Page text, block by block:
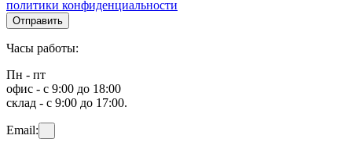
политики конфиденциальности
Отправить
Часы работы:
Пн - пт
офис - с 9:00 до 18:00
склад - с 9:00 до 17:00.
Email: